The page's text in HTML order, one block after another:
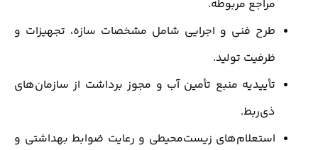
مراجع مربوطه.
طرح فنی و اجرایی شامل مشخصات سازه، تجهیزات و
ظرفیت تولید.
تأییدیه منبع تأمین آب و مجوز برداشت از سازمان‌های
ذی‌ربط.
استعلام‌های زیست‌محیطی و رعایت ضوابط بهداشتی و